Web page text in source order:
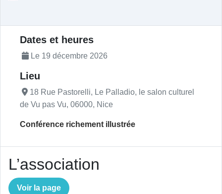
Description de l'actualité
Conférence richement illustrée
Dates et heures
Le 19 décembre 2026
Lieu
18 Rue Pastorelli, Le Palladio, le salon culturel
de Vu pas Vu, 06000, Nice
L’association
Voir la page